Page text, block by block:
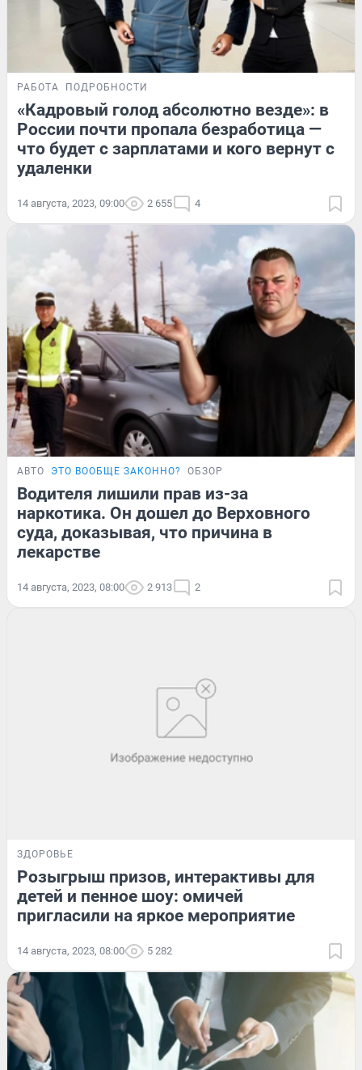
РАБОТА ПОДРОБНОСТИ
«Кадровый голод абсолютно везде»: в
России почти пропала безработица —
что будет с зарплатами и кого вернут с
удаленки
14 августа, 2023, 09:00 2 655 4
АВТО ЭТО ВООБЩЕ ЗАКОННО? ОБЗОР
Водителя лишили прав из-за
наркотика. Он дошел до Верховного
суда, доказывая, что причина в
лекарстве
14 августа, 2023, 08:00 2 913 2
ЗДОРОВЬЕ
Розыгрыш призов, интерактивы для
детей и пенное шоу: омичей
пригласили на яркое мероприятие
14 августа, 2023, 08:00 5 282